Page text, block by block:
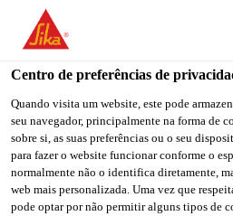
You are accessing "Sika Brasil", it
from "Estados Unidos". We have a
country.
TO
SIKA
USA
STAY ON
BRASIL
Sika Brasil
Centro de preferências de
Quando visita um website, este pode
seu navegador, principalmente na forma de
sobre si, as suas preferências ou o seu
para fazer o website funcionar conforme o
normalmente não o identifica diretamente,
web mais personalizada. Uma vez que
pode optar por não permitir alguns tipos de